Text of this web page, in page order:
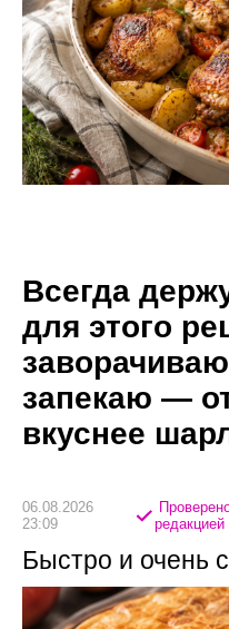
Всегда
для этого
запекаю —
вкуснее
06.08.2026
23:09
редакцией
Быстро и очень